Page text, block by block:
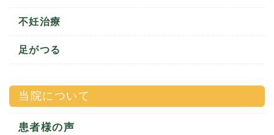
不妊治療
足がつる
当院について
患者様の声